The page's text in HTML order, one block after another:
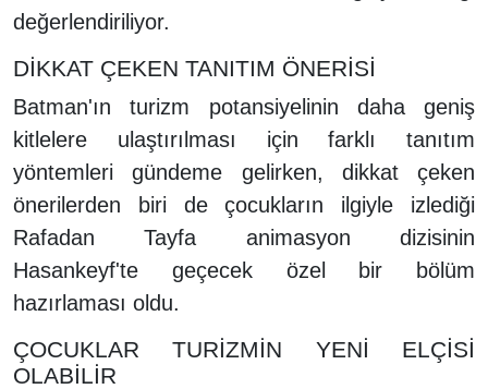
değerlendiriliyor.
DİKKAT ÇEKEN TANITIM ÖNERİSİ
Batman'ın turizm potansiyelinin daha geniş
kitlelere ulaştırılması için farklı tanıtım
yöntemleri gündeme gelirken, dikkat çeken
önerilerden biri de çocukların ilgiyle izlediği
Rafadan Tayfa animasyon dizisinin
Hasankeyf'te geçecek özel bir bölüm
hazırlaması oldu.
ÇOCUKLAR TURİZMİN YENİ ELÇİSİ
OLABİLİR